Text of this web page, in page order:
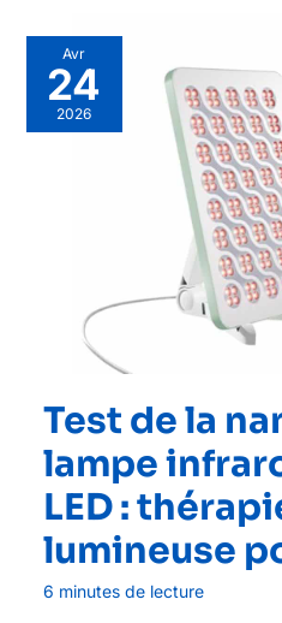
Avr
24
2026
Test de la
lampe
LED :
lumineuse
6 minutes de lecture